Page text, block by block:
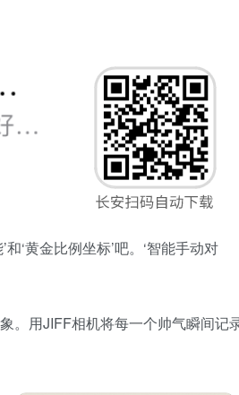
‘黄金比例坐标’吧。‘智能手动对
。用JIFF相机将每一个帅气瞬间记